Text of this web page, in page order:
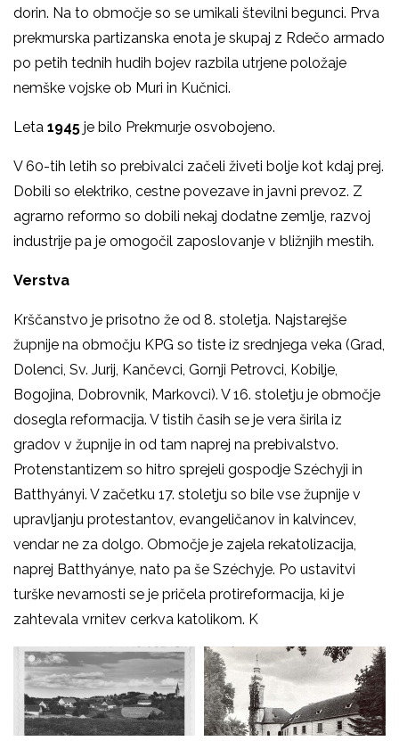
dorin. Na to območje so se umikali številni begunci. Prva
prekmurska partizanska enota je skupaj z Rdečo armado
po petih tednih hudih bojev razbila utrjene položaje
nemške vojske ob Muri in Kučnici.
Leta 1945 je bilo Prekmurje osvobojeno.
V 60-tih letih so prebivalci začeli živeti bolje kot kdaj prej.
Dobili so elektriko, cestne povezave in javni prevoz. Z
agrarno reformo so dobili nekaj dodatne zemlje, razvoj
industrije pa je omogočil zaposlovanje v bližnjih mestih.
Verstva
Krščanstvo je prisotno že od 8. stoletja. Najstarejše
župnije na območju KPG so tiste iz srednjega veka (Grad,
Dolenci, Sv. Jurij, Kančevci, Gornji Petrovci, Kobilje,
Bogojina, Dobrovnik, Markovci). V 16. stoletju je območje
dosegla reformacija. V tistih časih se je vera širila iz
gradov v župnije in od tam naprej na prebivalstvo.
Protenstantizem so hitro sprejeli gospodje Széchyji in
Batthyányi. V začetku 17. stoletju so bile vse župnije v
upravljanju protestantov, evangeličanov in kalvincev,
vendar ne za dolgo. Območje je zajela rekatolizacija,
naprej Batthyánye, nato pa še Széchyje. Po ustavitvi
turške nevarnosti se je pričela protireformacija, ki je
zahtevala vrnitev cerkva katolikom. K